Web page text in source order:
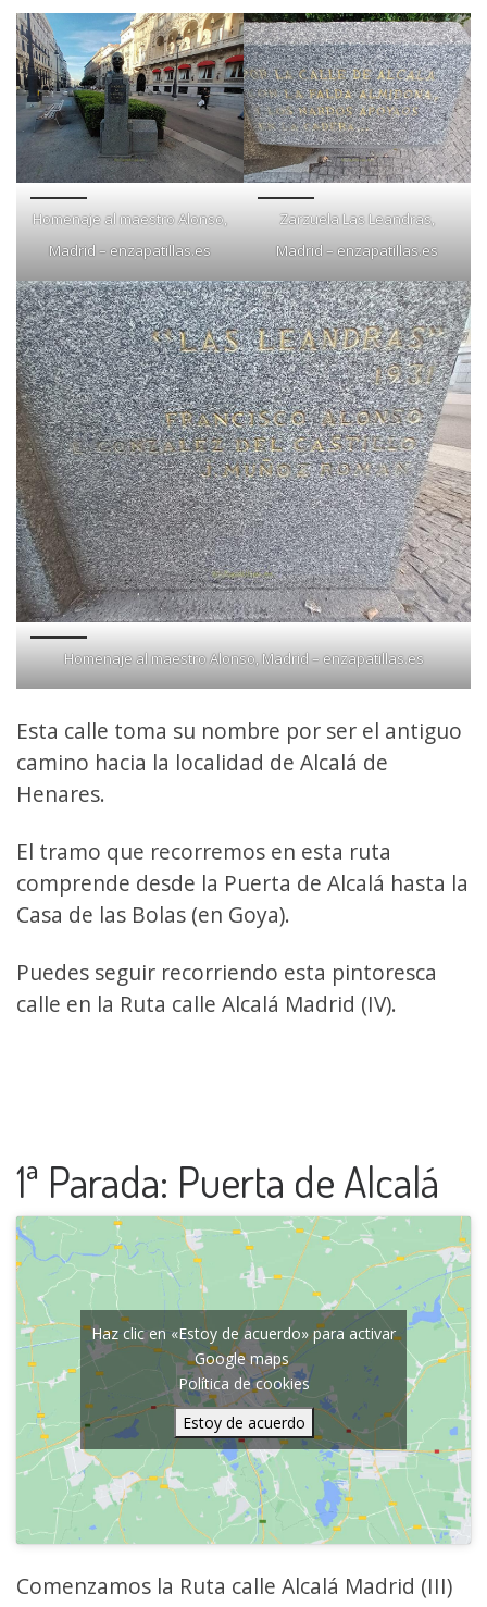
Homenaje al maestro Alonso,
Madrid – enzapatillas.es
Zarzuela Las Leandras,
Madrid – enzapatillas.es
Homenaje al maestro Alonso, Madrid – enzapatillas.es
Esta calle toma su nombre por ser el antiguo
camino hacia la localidad de Alcalá de
Henares.
El tramo que recorremos en esta ruta
comprende desde la Puerta de Alcalá hasta la
Casa de las Bolas (en Goya).
Puedes seguir recorriendo esta pintoresca
calle en la Ruta calle Alcalá Madrid (IV).
1ª Parada: Puerta de Alcalá
Haz clic en «Estoy de acuerdo» para activar
Google maps
Política de cookies
Estoy de acuerdo
Comenzamos la Ruta calle Alcalá Madrid (III)